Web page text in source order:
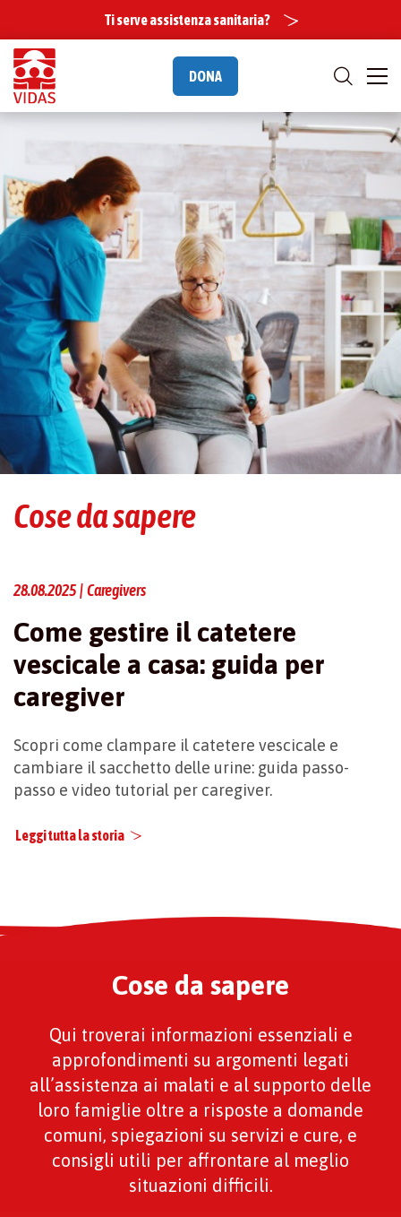
Ti serve assistenza sanitaria?
DONA
Cose da sapere
28.08.2025 | Caregivers
Come gestire il catetere
vescicale a casa: guida per
caregiver
Scopri come clampare il catetere vescicale e
cambiare il sacchetto delle urine: guida passo-
passo e video tutorial per caregiver.
Leggi tutta la storia
Cose da sapere
Qui troverai informazioni essenziali e
approfondimenti su argomenti legati
all’assistenza ai malati e al supporto delle
loro famiglie oltre a risposte a domande
comuni, spiegazioni su servizi e cure, e
consigli utili per affrontare al meglio
situazioni difficili.